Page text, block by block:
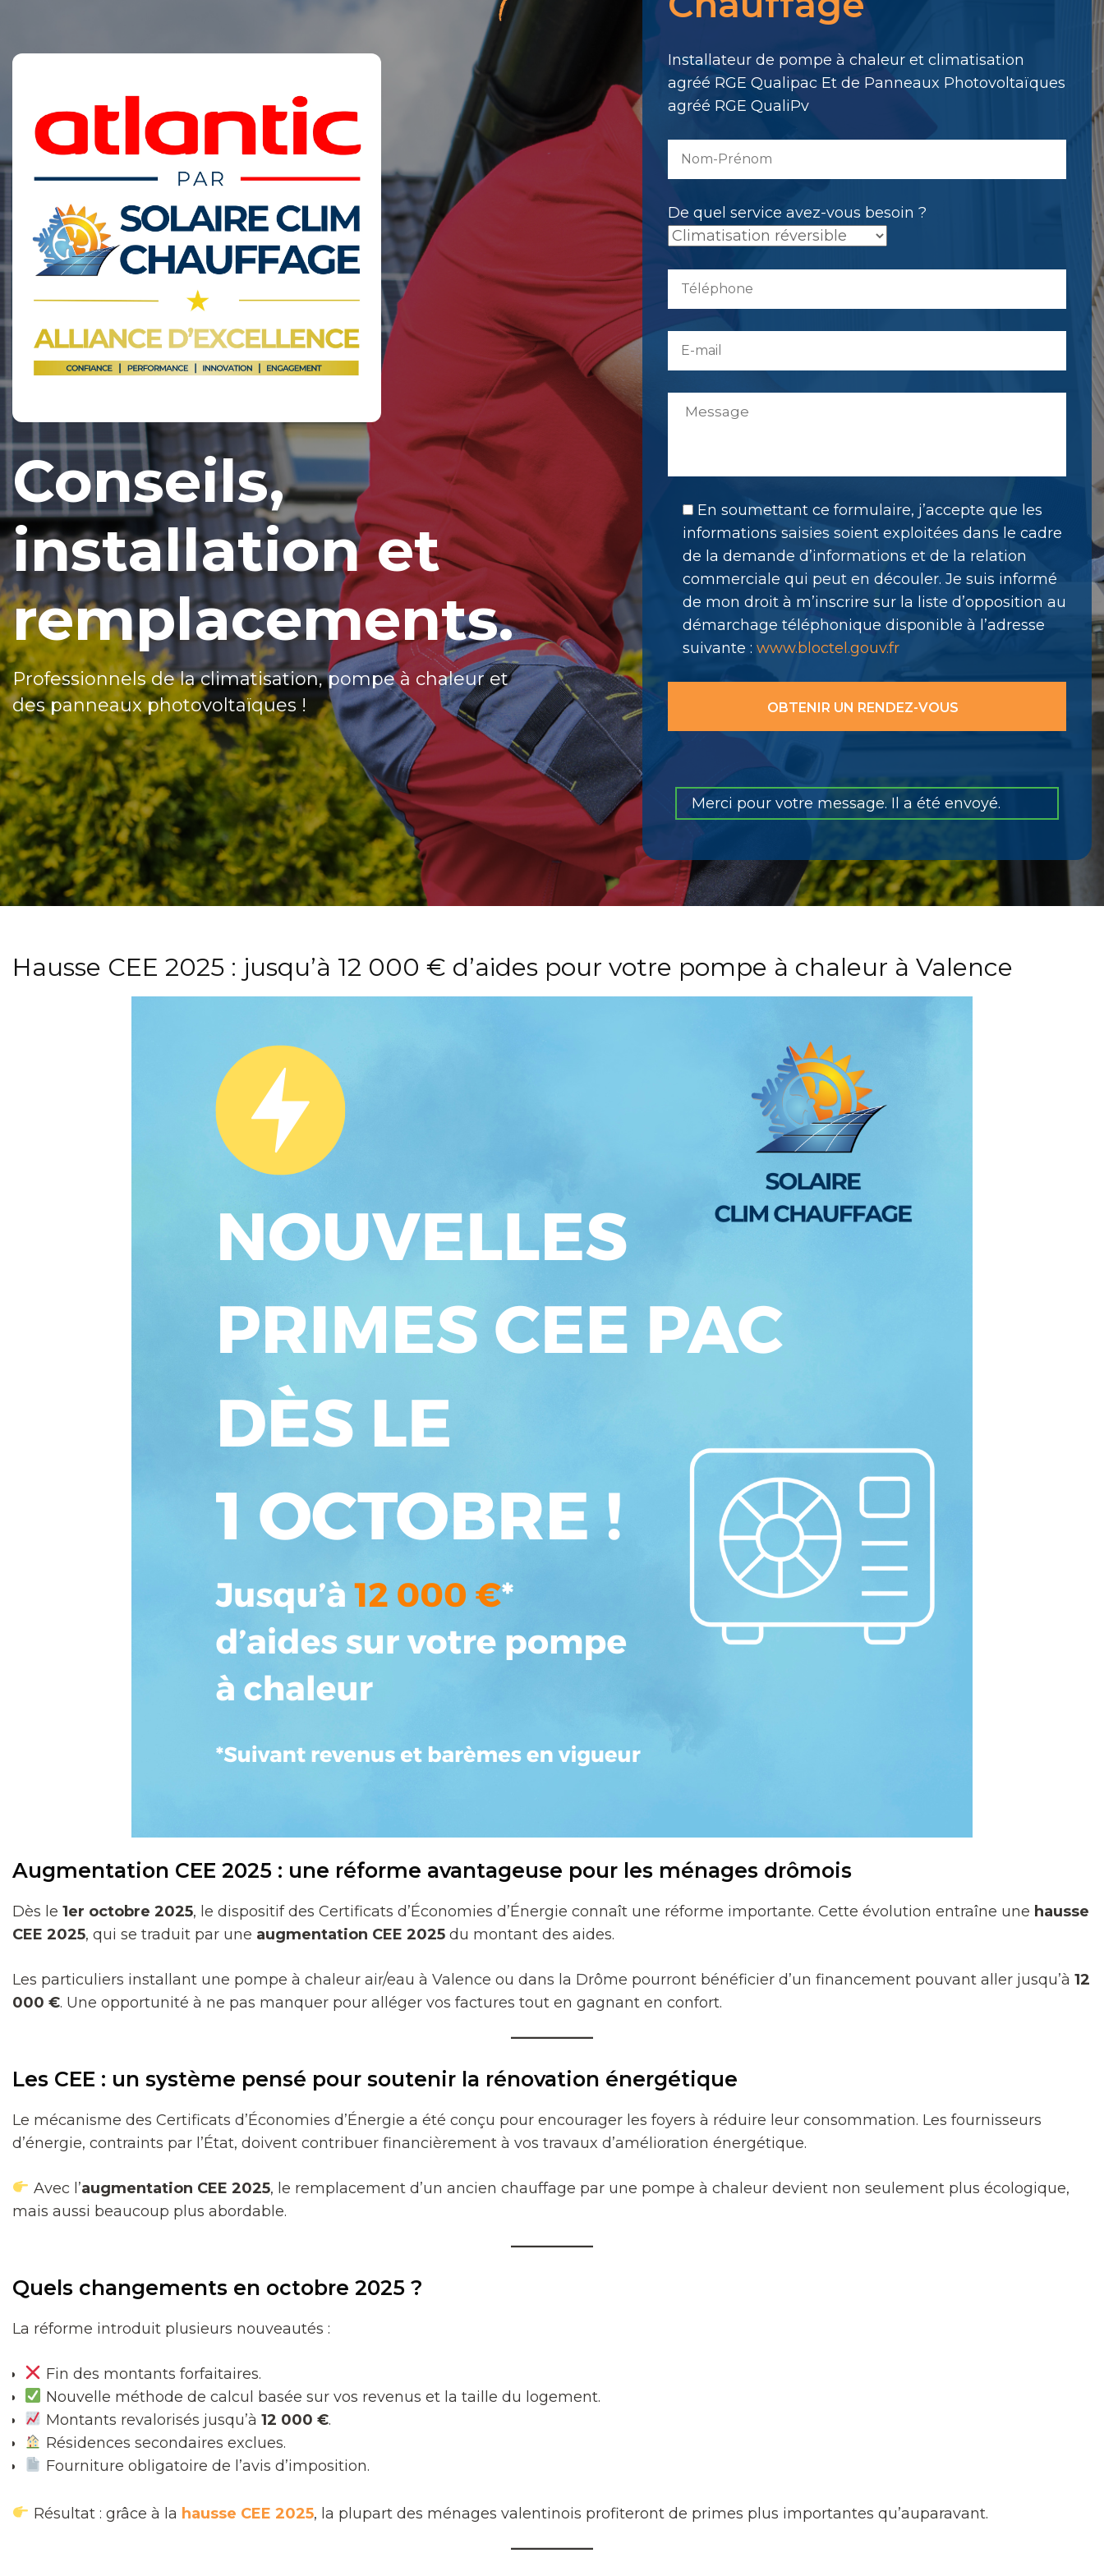
Conseils,
installation et
remplacements.
Professionnels de la climatisation, pompe à chaleur et
des panneaux photovoltaïques !
message.
a
été
envoyé.
Installateur de pompe à chaleur et climatisation
agréé RGE Qualipac Et de Panneaux Photovoltaïques
agréé RGE QualiPv
De quel service avez-vous besoin ?
En soumettant ce formulaire, j’accepte que les
informations saisies soient exploitées dans le cadre
de la demande d’informations et de la relation
commerciale qui peut en découler. Je suis informé
de mon droit à m’inscrire sur la liste d’opposition au
démarchage téléphonique disponible à l’adresse
suivante : www.bloctel.gouv.fr
Merci pour votre message. Il a été envoyé.
Hausse CEE 2025 : jusqu’à 12 000 € d’aides pour votre pompe à chaleur à Valence
Augmentation CEE 2025 : une réforme avantageuse pour les ménages drômois
Dès le 1er octobre 2025, le dispositif des Certificats d’Économies d’Énergie connaît une réforme importante. Cette évolution entraîne une hausse
CEE 2025, qui se traduit par une augmentation CEE 2025 du montant des aides.
Les particuliers installant une pompe à chaleur air/eau à Valence ou dans la Drôme pourront bénéficier d’un financement pouvant aller jusqu’à 12
000 €. Une opportunité à ne pas manquer pour alléger vos factures tout en gagnant en confort.
Les CEE : un système pensé pour soutenir la rénovation énergétique
Le mécanisme des Certificats d’Économies d’Énergie a été conçu pour encourager les foyers à réduire leur consommation. Les fournisseurs
d’énergie, contraints par l’État, doivent contribuer financièrement à vos travaux d’amélioration énergétique.
Avec l’augmentation CEE 2025, le remplacement d’un ancien chauffage par une pompe à chaleur devient non seulement plus écologique,
mais aussi beaucoup plus abordable.
Quels changements en octobre 2025 ?
La réforme introduit plusieurs nouveautés :
Fin des montants forfaitaires.
Nouvelle méthode de calcul basée sur vos revenus et la taille du logement.
Montants revalorisés jusqu’à 12 000 €.
Résidences secondaires exclues.
Fourniture obligatoire de l’avis d’imposition.
Résultat : grâce à la hausse CEE 2025, la plupart des ménages valentinois profiteront de primes plus importantes qu’auparavant.